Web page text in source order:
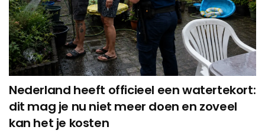
Nederland heeft officieel een watertekort:
dit mag je nu niet meer doen en zoveel
kan het je kosten